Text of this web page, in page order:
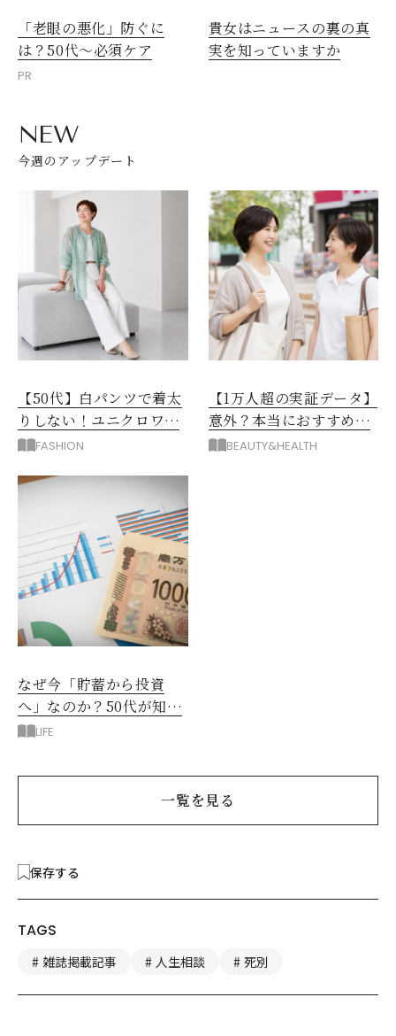
「老眼の悪化」防ぐに
は？50代～必須ケア
PR
貴女はニュースの裏の真
実を知っていますか
NEW
今週のアップデート
【50代】白パンツで着太
りしない！ユニクロワイ
ドパンツ夏の着回しテク
FASHION
【1万人超の実証データ】
意外？本当におすすめな
運動とストレス解消法と
BEAUTY&HEALTH
なぜ今「貯蓄から投資
へ」なのか？50代が知る
べきお金の新常識
LIFE
一覧を見る
保存する
TAGS
雑誌掲載記事 人生相談 死別